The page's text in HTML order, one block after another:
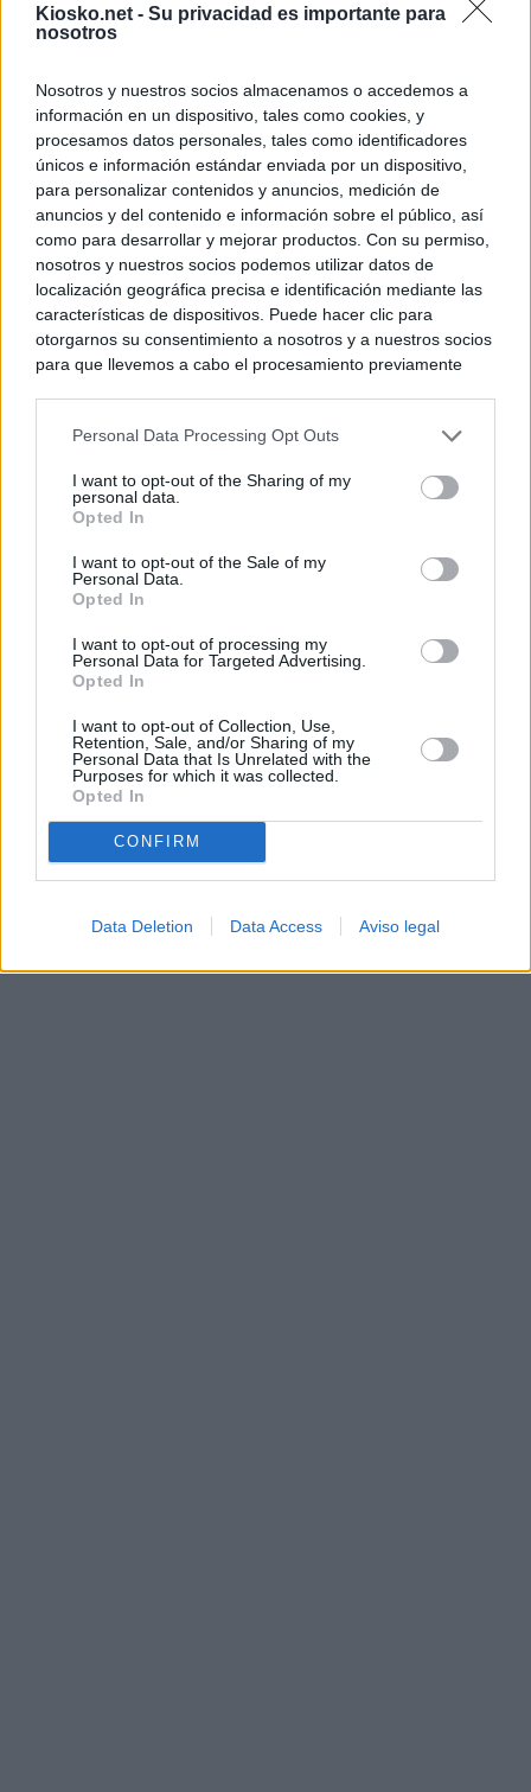
Kiosko.net - Su privacidad es importante para
nosotros
Nosotros y nuestros socios almacenamos o accedemos a
información en un dispositivo, tales como cookies, y
procesamos datos personales, tales como identificadores
únicos e información estándar enviada por un dispositivo,
para personalizar contenidos y anuncios, medición de
anuncios y del contenido e información sobre el público, así
como para desarrollar y mejorar productos. Con su permiso,
nosotros y nuestros socios podemos utilizar datos de
localización geográfica precisa e identificación mediante las
características de dispositivos. Puede hacer clic para
otorgarnos su consentimiento a nosotros y a nuestros socios
para que llevemos a cabo el procesamiento previamente
negar su consentimiento. Tenga en cuenta que algún
de su consentimiento, pero usted tiene el derecho de
rechazar tal procesamiento. Sus preferencias se aplicarán
cualquier momento entrando de nuevo en este sitio web o
visitando nuestra política de privacidad.
Personal Data Processing Opt Outs
I want to opt-out of the Sharing of my
personal data.
Opted In
I want to opt-out of the Sale of my
Personal Data.
Opted In
I want to opt-out of processing my
Personal Data for Targeted Advertising.
Opted In
I want to opt-out of Collection, Use,
Retention, Sale, and/or Sharing of my
Personal Data that Is Unrelated with the
Purposes for which it was collected.
Opted In
CONFIRM
Data Deletion Data Access Aviso legal